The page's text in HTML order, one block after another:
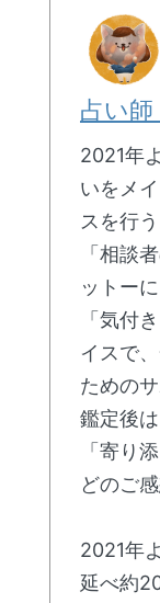
占い師
2021年
いをメ
スを行う
「相談
ットー
「気付
イスで
ための
鑑定後
「寄り
どのご
2021年
延べ約